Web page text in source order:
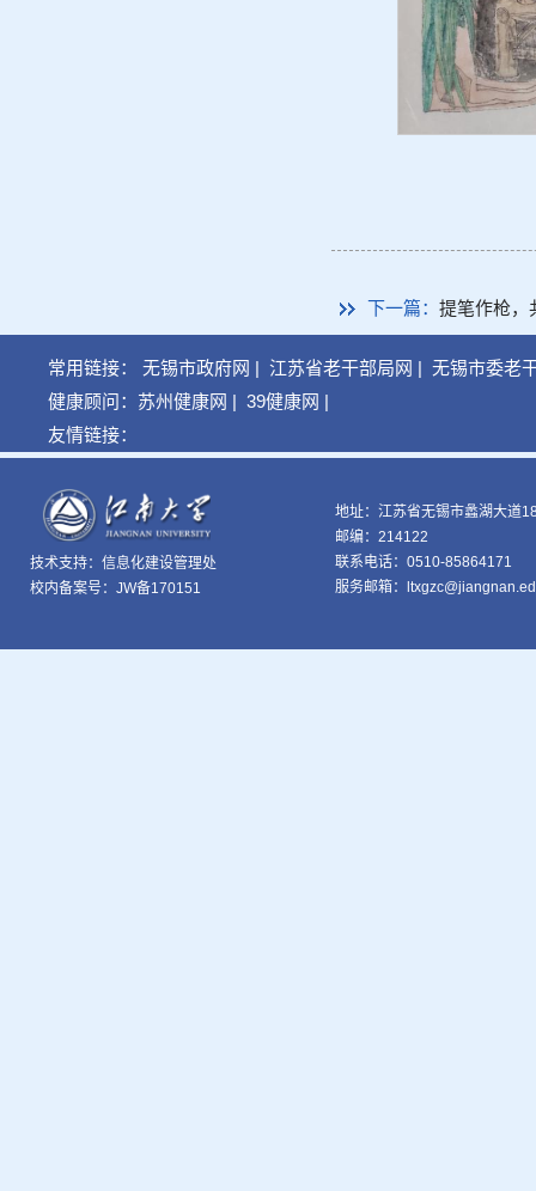
下一篇： 提笔作枪，
常用链接： 无锡市政府网 | 江苏省老干部局网 | 无锡市委老
健康顾问： 苏州健康网 | 39健康网 |
友情链接：
技术支持： 信息化建设管理处
校内备案号：JW备170151
地址：江苏省无锡市蠡湖大道
邮编：214122
联系电话：0510-85864171
服务邮箱：